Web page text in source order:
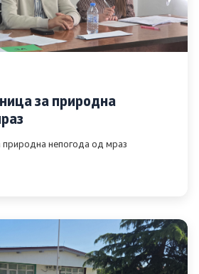
клик до сите услуги
за природна
непогода од мраз